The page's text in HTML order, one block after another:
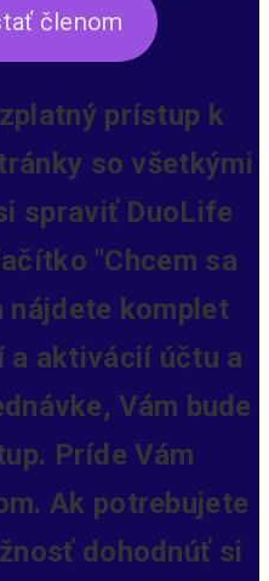
členom
prístup k
so všetkými
spraviť DuoLife
"Chcem sa
nájdete komplet
a aktivácií účtu a
Vám bude
Príde Vám
Ak potrebujete
dohodnúť si